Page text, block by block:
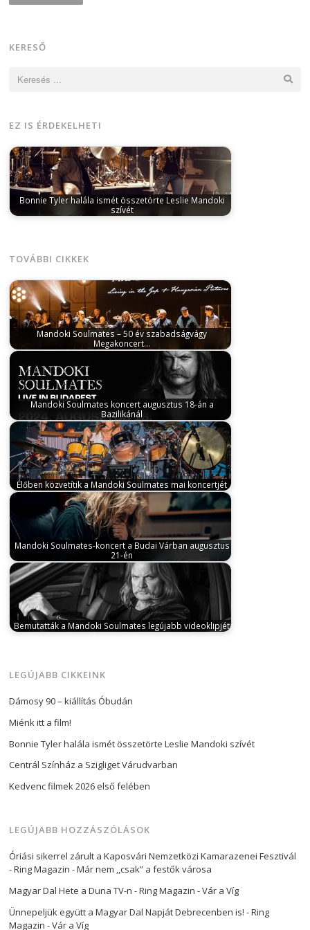
KERESŐ
Keresés:
EZ IS ÉRDEKELHETI
Bonnie Tyler halála ismét összetörte Leslie Mandoki
szívét
TOVÁBBI CIKKEK
Mandoki Soulmates – 50 év szabadságvágy
Megakoncert…
augusztus 11, 2025
Ötven évvel azután, hogy Leslie
Mandoki, Csupó Gábor és Szűcs…
Mandoki Soulmates koncert augusztus 18-án a
Bazilikánál
augusztus 6, 2024Szent István ünnepe alkalmából
Budapest szívében, a Bazilika előtti téren…
Élőben közvetítik a Mandoki Soulmates mai koncertjét
augusztus 21, 2025Ma este 19 órától élőben
közvetítik Budapestről a Mandoki Soulmates…
Mandoki Soulmates-koncert a Budai Várban augusztus
21-én
június 2, 2025Ötvenéves zenei és szabadságvágy-
történetét ünnepli Leslie Mandoki és formációja, a…
Bemutatták a Mandoki Soulmates legújabb videoklipjét
LEGÚJABB CIKKEINK
Dámosy 90 – kiállítás Óbudán
Miénk itt a film!
Bonnie Tyler halála ismét összetörte Leslie Mandoki szívét
Centrál Színház a Szigliget Várudvarban
Kedvenc filmek 2026 első felében
LEGÚJABB HOZZÁSZÓLÁSOK
Óriási sikerrel zárult a Kaposvári Nemzetközi Kamarazenei Fesztivál
- Ring Magazin -Már nem ,,csak” a festők városa
Magyar Dal Hete a Duna TV-n - Ring Magazin -Vár a Víg
Ünnepeljük együtt a Magyar Dal Napját Debrecenben is! - Ring
Magazin -Vár a Víg